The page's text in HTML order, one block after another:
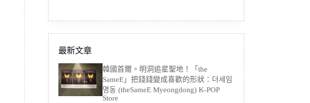
最新文章
韓國首爾。明洞追星聖地！「the
SameE」把錢錢變成喜歡的形狀：더세임
명동 (theSameE Myeongdong) K-POP
Store